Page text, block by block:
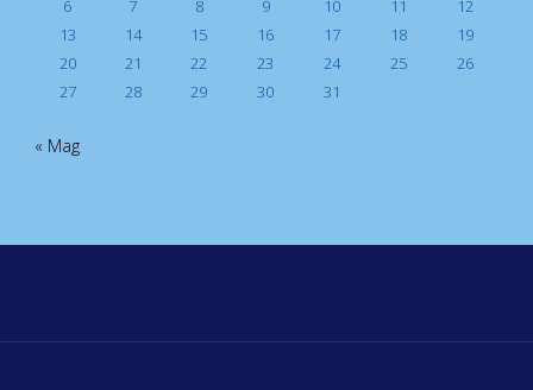
6
7 8 9 10 11
12
13
14 15 16 17 18
19
20
21 22 23 24 25
26
27
28 29 30 31
« Mag